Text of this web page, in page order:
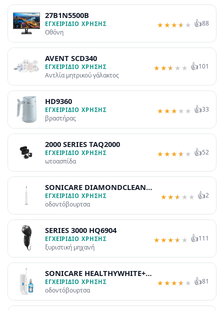
27B1N5500B
ΕΓΧΕΙΡΊΔΙΟ ΧΡΉΣΗΣ
Οθόνη
★★★★ ★ 👍88
AVENT SCD340
ΕΓΧΕΙΡΊΔΙΟ ΧΡΉΣΗΣ
Αντλία μητρικού γάλακτος
★★★ ★ ★ 👍101
HD9360
ΕΓΧΕΙΡΊΔΙΟ ΧΡΉΣΗΣ
βραστήρας
★★★ ★ ★ 👍33
2000 SERIES TAQ2000
ΕΓΧΕΙΡΊΔΙΟ ΧΡΉΣΗΣ
ωτοασπίδα
★★★★ ★ 👍52
SONICARE DIAMONDCLEAN
SMART 9400
ΕΓΧΕΙΡΊΔΙΟ ΧΡΉΣΗΣ
οδοντόβουρτσα
★★★ ★ ★ 👍2
SERIES 3000 HQ6904
ΕΓΧΕΙΡΊΔΙΟ ΧΡΉΣΗΣ
ξυριστική μηχανή
★★★★ ★ 👍111
SONICARE HEALTHYWHITE+
HX8918
ΕΓΧΕΙΡΊΔΙΟ ΧΡΉΣΗΣ
οδοντόβουρτσα
★★★★ ★ 👍81